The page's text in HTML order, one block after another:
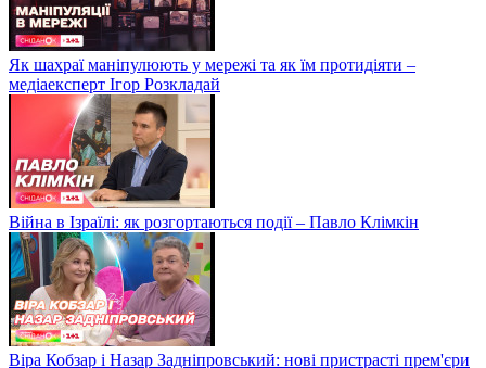
Як шахраї маніпулюють у мережі та як їм протидіяти –
медіаексперт Ігор Розкладай
Війна в Ізраїлі: як розгортаються події – Павло Клімкін
Віра Кобзар і Назар Задніпровський: нові пристрасті прем'єри